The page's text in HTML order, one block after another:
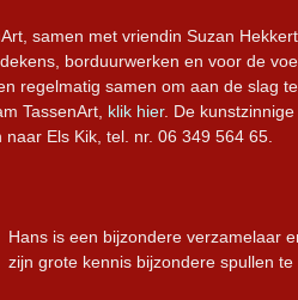
samen met vriendin Suzan
borduurwerken en voor de
regelmatig samen om aan de slag
TassenArt, klik hier. De
Els Kik, tel. nr. 06 349 564 65.
Hans is een bijzondere verzamelaar
zijn grote kennis bijzondere spullen